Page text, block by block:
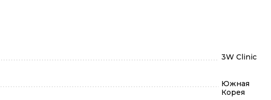
3W Clinic
Южная
Корея